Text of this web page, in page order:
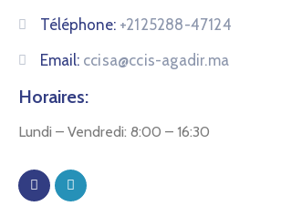
Téléphone: +2125288-47124
Email: ccisa@ccis-agadir.ma
Horaires:
Lundi – Vendredi: 8:00 – 16:30